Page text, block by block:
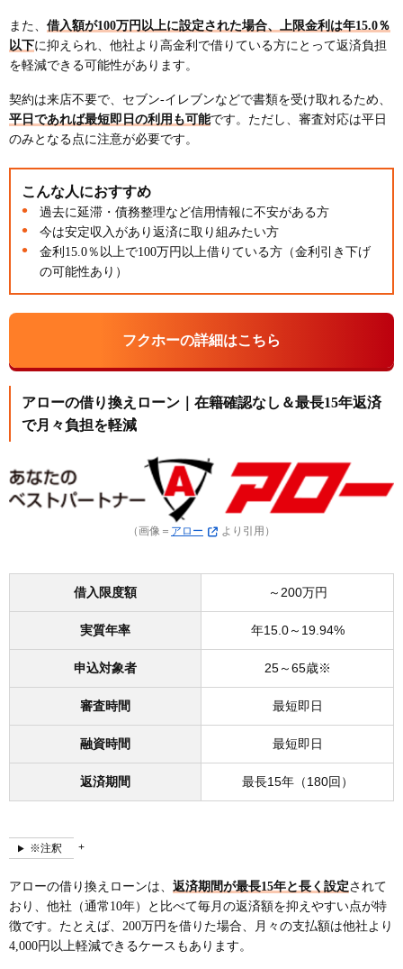
また、 借入額が100万円以上に設定された場合、上限金利は年15.0％
以下に抑えられ、他社より高金利で借りている方にとって返済負担
を軽減できる可能性があります。
契約は来店不要で、セブン-イレブンなどで書類を受け取れるため、
平日であれば最短即日の利用も可能です。ただし、審査対応は平日
のみとなる点に注意が必要です。
こんな人におすすめ
過去に延滞・債務整理など信用情報に不安がある方
今は安定収入があり返済に取り組みたい方
金利15.0％以上で100万円以上借りている方（金利引き下げ
の可能性あり）
フクホーの詳細はこちら
アローの借り換えローン｜在籍確認なし＆最長15年返済
で月々負担を軽減
（画像＝ アロー より引用）
借入限度額 ～200万円
実質年率 年15.0～19.94%
申込対象者 25～65歳※
審査時間 最短即日
融資時間 最短即日
返済期間 最長15年（180回）
※注釈
アローの借り換えローンは、 返済期間が最長15年と長く設定されて
おり、他社（通常10年）と比べて毎月の返済額を抑えやすい点が特
徴です。たとえば、200万円を借りた場合、月々の支払額は他社より
4,000円以上軽減できるケースもあります。